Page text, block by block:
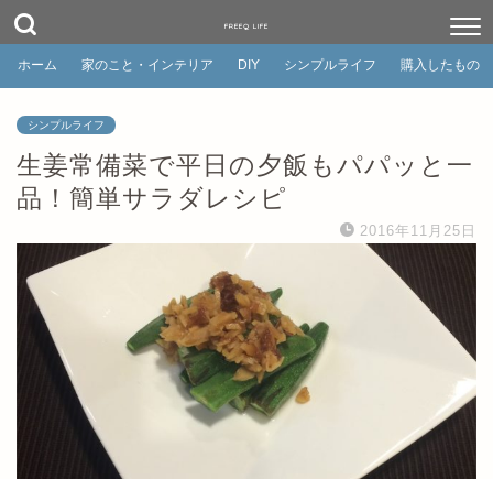
FREEQ LIFE
ホーム 家のこと・インテリア DIY シンプルライフ 購入したもの
シンプルライフ
生姜常備菜で平日の夕飯もパパッと一
品！簡単サラダレシピ
2016年11月25日